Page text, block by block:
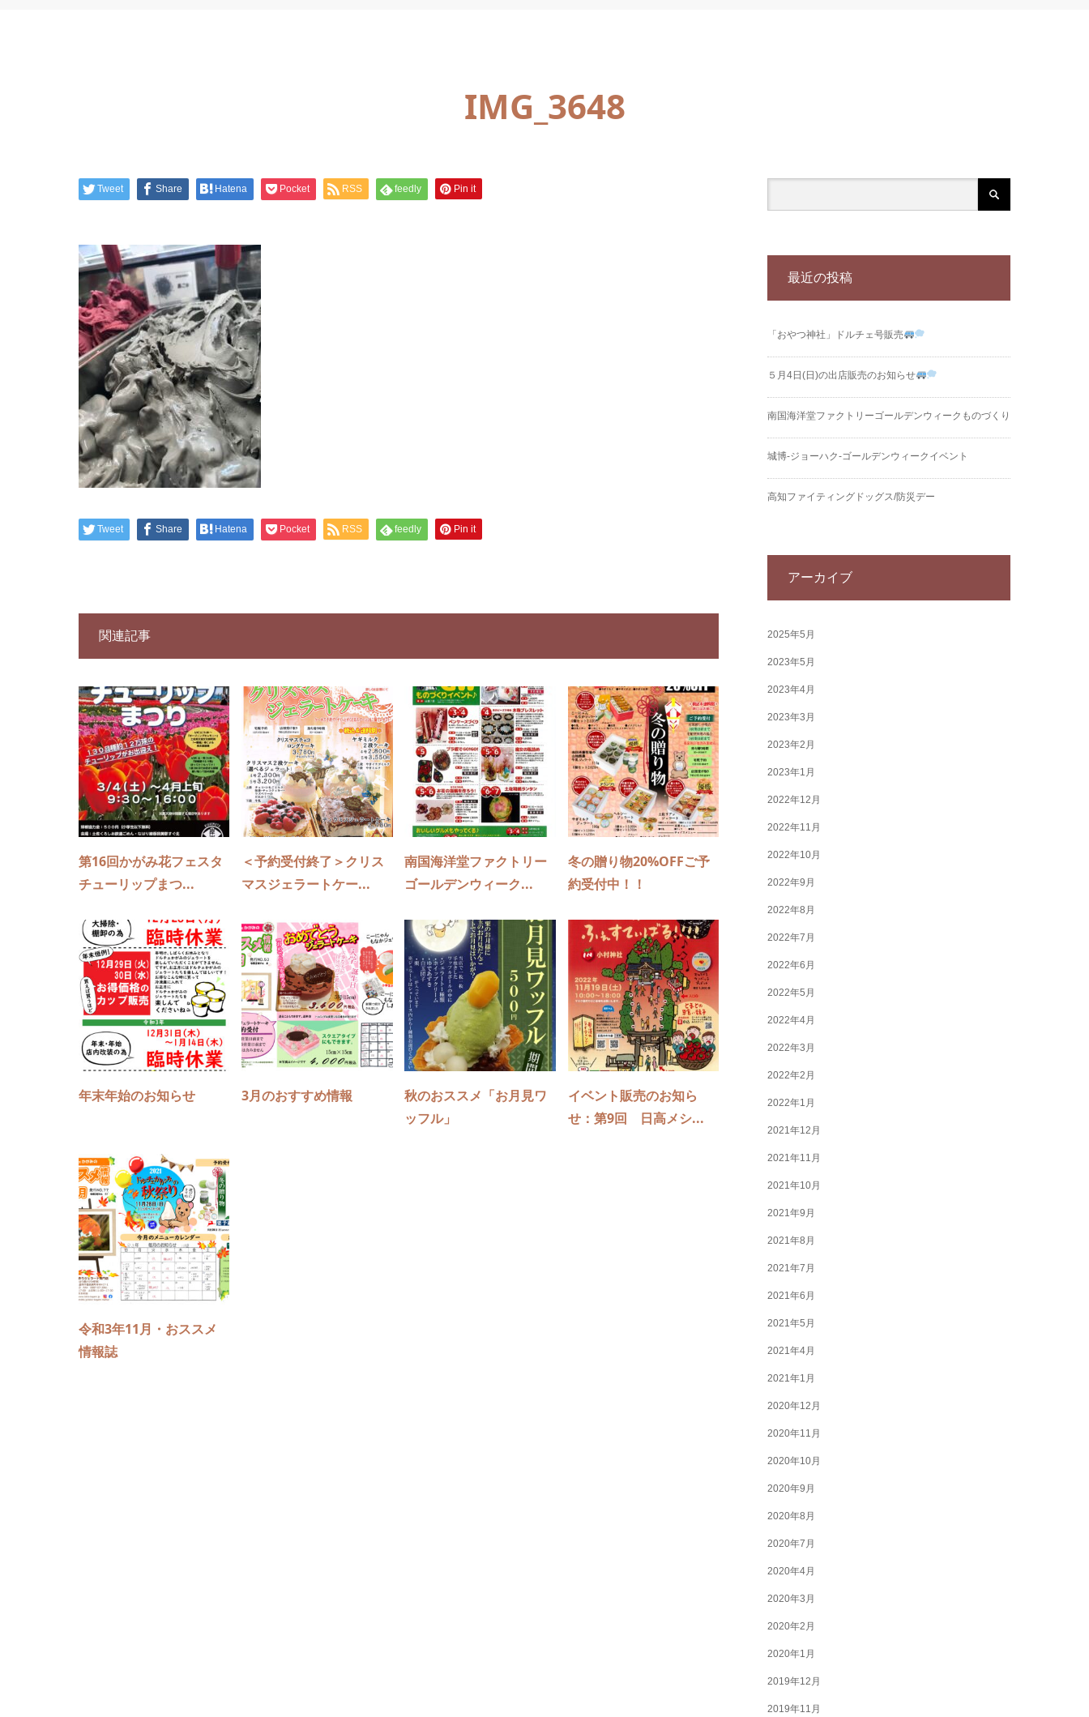
IMG_3648
Tweet Share Hatena Pocket RSS feedly Pin it
Tweet Share Hatena Pocket RSS feedly Pin it
関連記事
第16回かがみ花フェスタ
チューリップまつ...
＜予約受付終了＞クリス
マスジェラートケー...
南国海洋堂ファクトリー
ゴールデンウィーク...
冬の贈り物20%OFFご予
約受付中！！
年末年始のお知らせ 3月のおすすめ情報
秋のおススメ「お月見ワ
ッフル」
イベント販売のお知ら
せ：第9回 日高メシ...
令和3年11月・おススメ
情報誌
最近の投稿
「おやつ神社」ドルチェ号販売
５月4日(日)の出店販売のお知らせ
南国海洋堂ファクトリーゴールデンウィークものづくり
城博‐ジョーハク‐ゴールデンウィークイベント
高知ファイティングドッグス/防災デー
アーカイブ
2025年5月
2023年5月
2023年4月
2023年3月
2023年2月
2023年1月
2022年12月
2022年11月
2022年10月
2022年9月
2022年8月
2022年7月
2022年6月
2022年5月
2022年4月
2022年3月
2022年2月
2022年1月
2021年12月
2021年11月
2021年10月
2021年9月
2021年8月
2021年7月
2021年6月
2021年5月
2021年4月
2021年1月
2020年12月
2020年11月
2020年10月
2020年9月
2020年8月
2020年7月
2020年4月
2020年3月
2020年2月
2020年1月
2019年12月
2019年11月